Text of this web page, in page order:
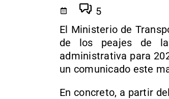
5
El Ministerio de
de los peajes de
administrativa para
un comunicado este
En concreto, a partir